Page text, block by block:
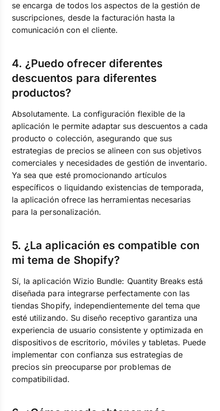
se encarga de todos los aspectos de la gestión de
suscripciones, desde la facturación hasta la
comunicación con el cliente.
4. ¿Puedo ofrecer diferentes
descuentos para diferentes
productos?
Absolutamente. La configuración flexible de la
aplicación le permite adaptar sus descuentos a cada
producto o colección, asegurando que sus
estrategias de precios se alineen con sus objetivos
comerciales y necesidades de gestión de inventario.
Ya sea que esté promocionando artículos
específicos o liquidando existencias de temporada,
la aplicación ofrece las herramientas necesarias
para la personalización.
5. ¿La aplicación es compatible con
mi tema de Shopify?
Sí, la aplicación Wizio Bundle: Quantity Breaks está
diseñada para integrarse perfectamente con las
tiendas Shopify, independientemente del tema que
esté utilizando. Su diseño receptivo garantiza una
experiencia de usuario consistente y optimizada en
dispositivos de escritorio, móviles y tabletas. Puede
implementar con confianza sus estrategias de
precios sin preocuparse por problemas de
compatibilidad.